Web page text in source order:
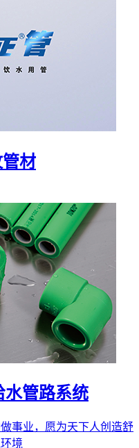
材
水管路系统
事业，愿为天下人创造舒
境